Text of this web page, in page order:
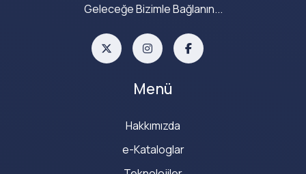
Geleceğe Bizimle Bağlanın...
Menü
Hakkımızda
e-Kataloglar